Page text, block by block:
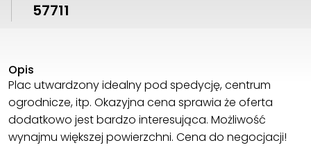
57711
Opis
Plac utwardzony idealny pod spedycję, centrum
ogrodnicze, itp. Okazyjna cena sprawia że oferta
dodatkowo jest bardzo interesująca. Możliwość
wynajmu większej powierzchni. Cena do negocjacji!